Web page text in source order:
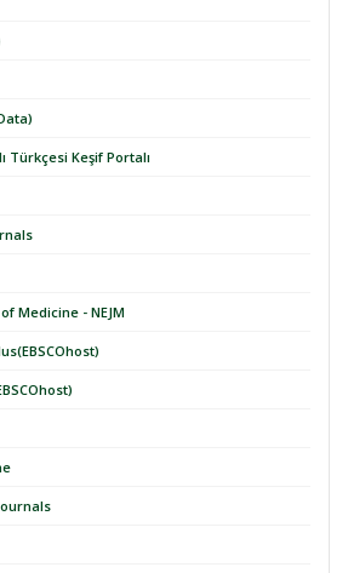
Türkçesi Keşif Portalı
Medicine - NEJM